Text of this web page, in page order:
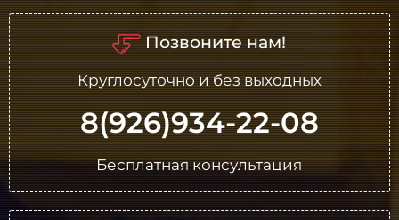
Позвоните нам!
Круглосуточно и без выходных
8(926)934-22-08
Бесплатная консультация